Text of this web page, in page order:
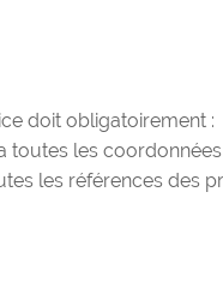
doit obligatoirement :
les
les références des